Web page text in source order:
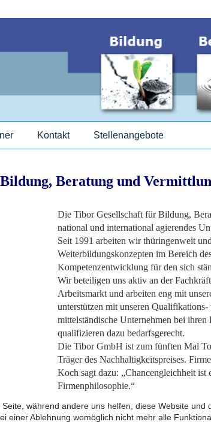
Kontakt Stellenangebote
Beratung und
Die Tibor Gesellschaft für Bildung,
national und international agierendes
Seit 1991 arbeiten wir thüringenweit
Weiterbildungskonzepten im Bereich
Kompetenzentwicklung für den sich
Wir beteiligen uns aktiv an der
Arbeitsmarkt und arbeiten eng mit
unterstützen mit unseren
mittelständische Unternehmen bei ihren
qualifizieren dazu bedarfsgerecht.
Die Tibor GmbH ist zum fünften Mal
Träger des Nachhaltigkeitspreises.
Koch sagt dazu: „Chancengleichheit ist
Firmenphilosophie.“
während andere uns helfen, diese Website
Ablehnung womöglich nicht mehr alle